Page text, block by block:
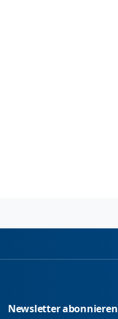
Newsletter abonnieren